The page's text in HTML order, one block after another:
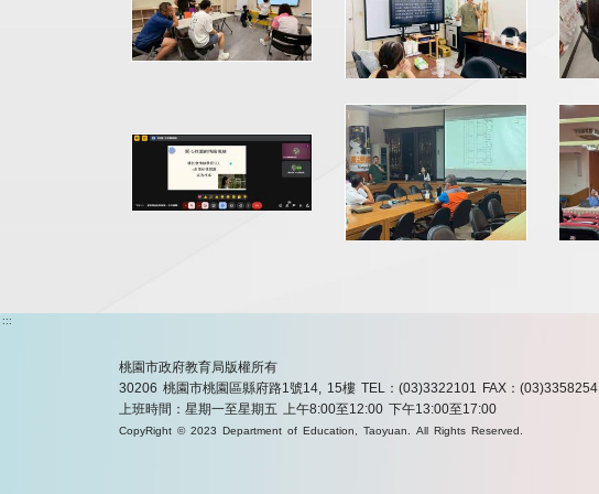
:::
桃園市政府教育局版權所有
30206 桃園市桃園區縣府路1號14, 15樓 TEL：(03)3322101 FAX：(03)3358254
上班時間：星期一至星期五 上午8:00至12:00 下午13:00至17:00
CopyRight © 2023 Department of Education, Taoyuan. All Rights Reserved.